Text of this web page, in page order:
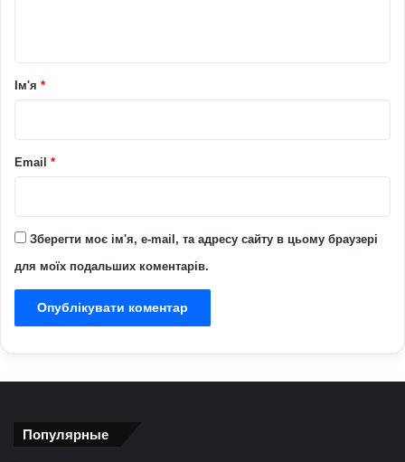
рІм'я *
Email *
Зберегти моє ім'я, e-mail, та адресу сайту в цьому браузері
для моїх подальших коментарів.
Популярные